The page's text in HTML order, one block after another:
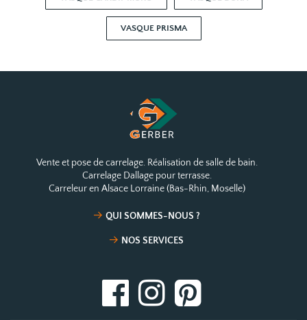
VASQUE PRISMA
Vente et pose de carrelage. Réalisation de salle de bain.
Carrelage Dallage pour terrasse.
Carreleur en Alsace Lorraine (Bas-Rhin, Moselle)
QUI SOMMES-NOUS ?
NOS SERVICES